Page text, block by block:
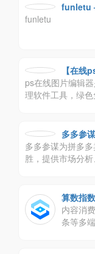
funletu
funletu
【在线
在线制
ps在线图片编辑
理软件工具，绿
多多参
多多参谋为拼多
胜，提供市场分
位视角，让你知
的商品、找出有
搜索(知道关键字
算数指
内容消
条等多